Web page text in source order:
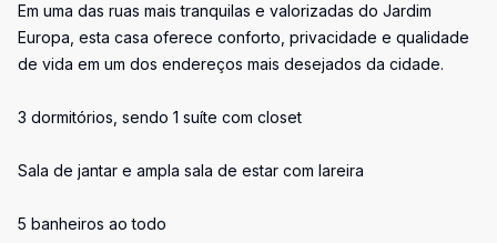
Em uma das ruas mais tranquilas e valorizadas do Jardim
Europa, esta casa oferece conforto, privacidade e qualidade
de vida em um dos endereços mais desejados da cidade.
3 dormitórios, sendo 1 suíte com closet
Sala de jantar e ampla sala de estar com lareira
5 banheiros ao todo